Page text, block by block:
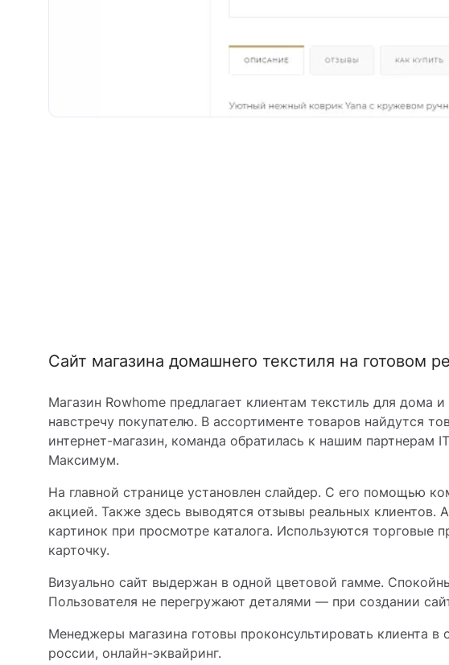
Сайт магазина домашнего текстиля на готовом
Магазин Rowhome предлагает клиентам текстиль для дома
навстречу покупателю. В ассортименте товаров найдутся
интернет-магазин, команда обратилась к нашим партнерам
Максимум.
На главной странице установлен слайдер. С его помощью
акцией. Также здесь выводятся отзывы реальных
картинок при просмотре каталога. Используются
карточку.
Визуально сайт выдержан в одной цветовой гамме.
Пользователя не перегружают деталями — при создании
Менеджеры магазина готовы проконсультировать клиента
россии, онлайн-эквайринг.